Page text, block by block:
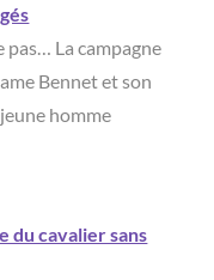
pas… La campagne
Bennet et son
homme
du cavalier sans